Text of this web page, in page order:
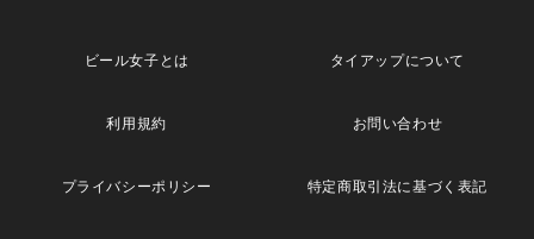
ビール女子とは タイアップについて
利用規約 お問い合わせ
プライバシーポリシー 特定商取引法に基づく表記